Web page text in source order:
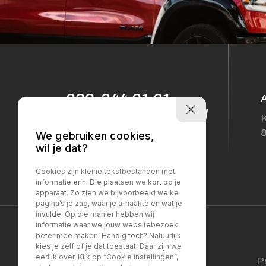
038-344 61 61
info@sellesautos.nl
We gebruiken cookies,
wil je dat?
Cookies zijn kleine tekstbestanden met
informatie erin. Die plaatsen we kort op je
apparaat. Zo zien we bijvoorbeeld welke
pagina’s je zag, waar je afhaakte en wat je
invulde. Op die manier hebben wij
informatie waar we jouw websitebezoek
beter mee maken. Handig toch? Natuurlijk
kies je zelf of je dat toestaat. Daar zijn we
eerlijk over. Klik op “Cookie instellingen”,